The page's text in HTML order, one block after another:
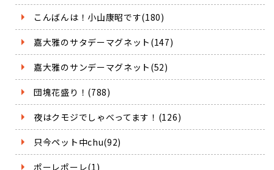
こんばんは！小山康昭です(180)
嘉大雅のサタデーマグネット(147)
嘉大雅のサンデーマグネット(52)
団塊花盛り！(788)
夜はクモジでしゃべってます！(126)
只今ペット中chu(92)
ポーレポーレ(1)